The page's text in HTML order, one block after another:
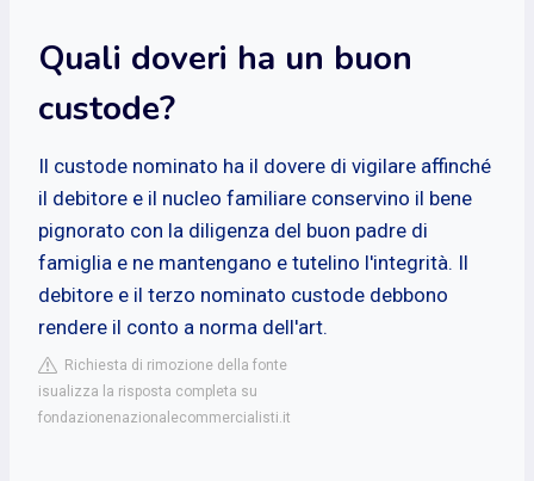
Quali doveri ha un buon
custode?
Il custode nominato ha il dovere di vigilare affinché
il debitore e il nucleo familiare conservino il bene
pignorato con la diligenza del buon padre di
famiglia e ne mantengano e tutelino l'integrità. Il
debitore e il terzo nominato custode debbono
rendere il conto a norma dell'art.
Richiesta di rimozione della fonte
isualizza la risposta completa su
fondazionenazionalecommercialisti.it